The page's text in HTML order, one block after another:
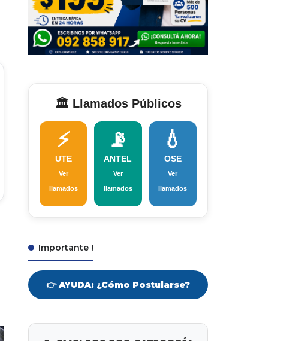
🏛️ Llamados Públicos
⚡
UTE
Ver
llamados
📡
ANTEL
Ver
llamados
💧
OSE
Ver
llamados
Importante !
👉 AYUDA: ¿Cómo Postularse?